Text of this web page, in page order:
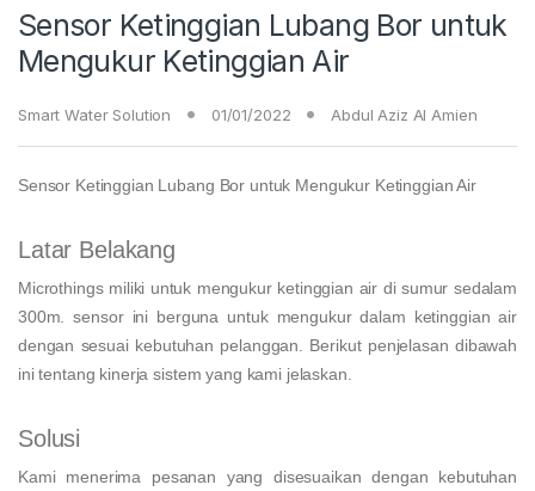
Sensor Ketinggian Lubang Bor untuk
Mengukur Ketinggian Air
Smart Water Solution 01/01/2022 Abdul Aziz Al Amien
Sensor Ketinggian Lubang Bor untuk Mengukur Ketinggian Air
Latar Belakang
Microthings miliki untuk mengukur ketinggian air di sumur sedalam
300m. sensor ini berguna untuk mengukur dalam ketinggian air
dengan sesuai kebutuhan pelanggan. Berikut penjelasan dibawah
ini tentang kinerja sistem yang kami jelaskan.
Solusi
Kami menerima pesanan yang disesuaikan dengan kebutuhan